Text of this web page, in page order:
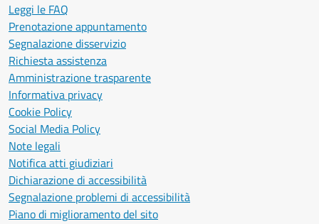
Leggi le FAQ
Prenotazione appuntamento
Segnalazione disservizio
Richiesta assistenza
Amministrazione trasparente
Informativa privacy
Cookie Policy
Social Media Policy
Note legali
Notifica atti giudiziari
Dichiarazione di accessibilità
Segnalazione problemi di accessibilità
Piano di miglioramento del sito